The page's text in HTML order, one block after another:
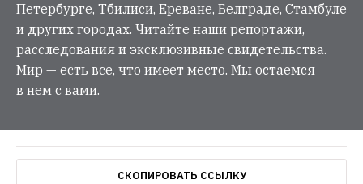
Петербурге, Тбилиси, Ереване, Белграде, Стамбуле
и других городах. Читайте наши репортажи,
расследования и эксклюзивные свидетельства.
Мир — есть все, что имеет место. Мы остаемся
в нем с вами.
СКОПИРОВАТЬ ССЫЛКУ